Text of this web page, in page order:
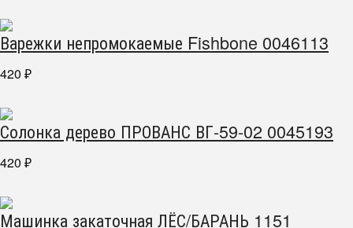
Варежки непромокаемые Fishbone 0046113
420 ₽
Солонка дерево ПРОВАНС ВГ-59-02 0045193
420 ₽
Машинка закаточная ЛЁС/БАРАНЬ 1151